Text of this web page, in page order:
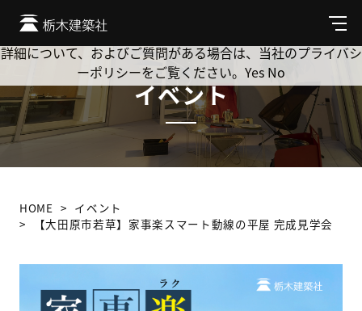
メ
ニ
ュ
イベント
HOME
イベント
【大田原市若草】家事楽スマート動線の平屋 完成見学会
Cookie を使用して、お客様の活動を追跡してもよろしいです
か? 当社ではお客様のプライバシーを極めて重視しています。
詳細について、およびご質問がある場合は、当社のプライバシ
ーポリシーをご覧ください。 Yes No